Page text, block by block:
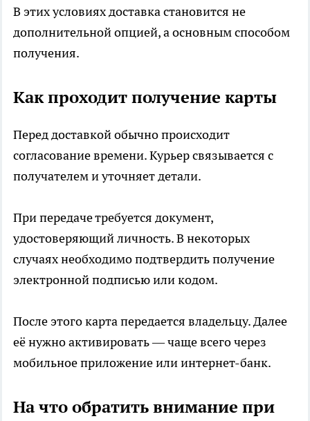
В этих условиях доставка становится не
дополнительной опцией, а основным способом
получения.
Как проходит получение карты
Перед доставкой обычно происходит
согласование времени. Курьер связывается с
получателем и уточняет детали.
При передаче требуется документ,
удостоверяющий личность. В некоторых
случаях необходимо подтвердить получение
электронной подписью или кодом.
После этого карта передается владельцу. Далее
её нужно активировать — чаще всего через
мобильное приложение или интернет-банк.
На что обратить внимание при